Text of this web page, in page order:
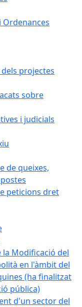
Ordenances
projectes
sobre
i judicials
de queixes,
peticions dret
la Modificació del
en l'àmbit del
(ha finalitzat
pública)
d'un sector del